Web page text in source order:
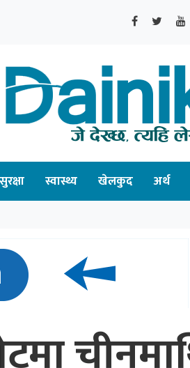
सुरक्षा स्वास्थ्य खेलकुद अर्थ